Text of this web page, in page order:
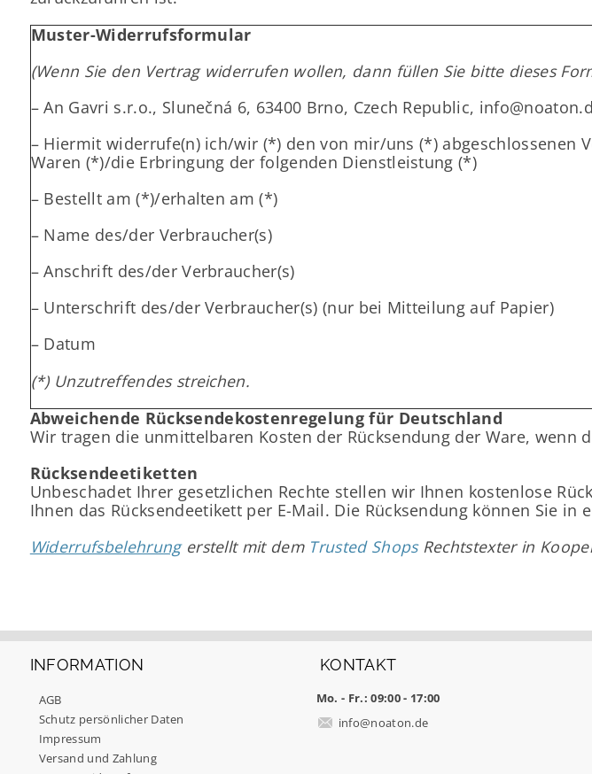
Muster-Widerrufsformular
(Wenn Sie den Vertrag widerrufen wollen, dann füllen Sie bitte dieses
– An Gavri s.r.o., Slunečná 6, 63400 Brno, Czech Republic,
– Hiermit widerrufe(n) ich/wir (*) den von mir/uns (*) abgeschlossenen
Waren (*)/die Erbringung der folgenden Dienstleistung (*)
– Bestellt am (*)/erhalten am (*)
– Name des/der Verbraucher(s)
– Anschrift des/der Verbraucher(s)
– Unterschrift des/der Verbraucher(s) (nur bei Mitteilung auf Papier)
– Datum
(*) Unzutreffendes streichen.
Abweichende Rücksendekostenregelung für Deutschland
Wir tragen die unmittelbaren Kosten der Rücksendung der Ware, wenn
Rücksendeetiketten
Unbeschadet Ihrer gesetzlichen Rechte stellen wir Ihnen kostenlose
Ihnen das Rücksendeetikett per E-Mail. Die Rücksendung können Sie
Widerrufsbelehrungerstellt mit dem Trusted ShopsRechtstexter in
INFORMATION
AGB
Schutz persönlicher Daten
Impressum
Versand und Zahlung
KONTAKT
Mo. - Fr.: 09:00 - 17:00
info@noaton.de